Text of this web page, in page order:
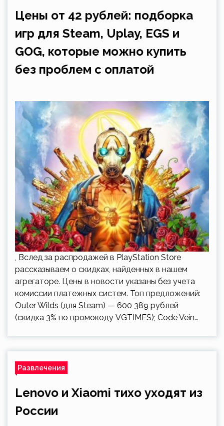
Цены от 42 рублей: подборка
игр для Steam, Uplay, EGS и
GOG, которые можно купить
без проблем с оплатой
, Вслед за распродажей в PlayStation Store
рассказываем о скидках, найденных в нашем
агрегаторе. Цены в новости указаны без учета
комиссии платежных систем. Топ предложений:
Outer Wilds (для Steam) — 600 389 рублей
(скидка 3% по промокоду VGTIMES); Code Vein…
Развлечения
Lenovo и Xiaomi тихо уходят из
России